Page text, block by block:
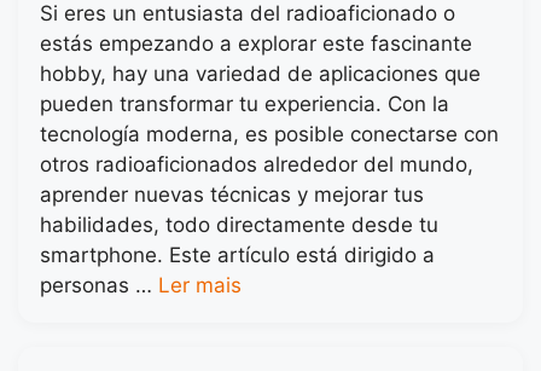
Si eres un entusiasta del radioaficionado o
estás empezando a explorar este fascinante
hobby, hay una variedad de aplicaciones que
pueden transformar tu experiencia. Con la
tecnología moderna, es posible conectarse con
otros radioaficionados alrededor del mundo,
aprender nuevas técnicas y mejorar tus
habilidades, todo directamente desde tu
smartphone. Este artículo está dirigido a
personas … Ler mais